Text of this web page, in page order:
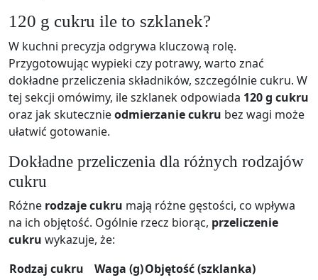
120 g cukru ile to szklanek?
W kuchni precyzja odgrywa kluczową rolę.
Przygotowując wypieki czy potrawy, warto znać
dokładne przeliczenia składników, szczególnie cukru. W
tej sekcji omówimy, ile szklanek odpowiada 120 g cukru
oraz jak skutecznieodmierzanie cukru bez wagi może
ułatwić gotowanie.
Dokładne przeliczenia dla różnych rodzajów
cukru
Różne rodzaje cukru mają różne gęstości, co wpływa
na ich objętość. Ogólnie rzecz biorąc, przeliczenie
cukru wykazuje, że:
Rodzaj cukru
Waga (g)Objętość (szklanka)